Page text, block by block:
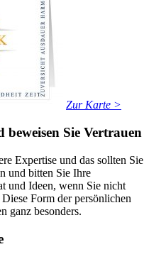
Zur Karte >
Sie Vertrauen
Expertise und das sollten Sie
und bitten Sie Ihre
und Ideen, wenn Sie nicht
Form der persönlichen
ganz besonders.